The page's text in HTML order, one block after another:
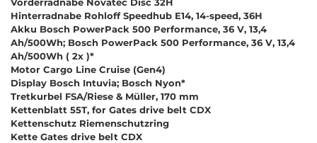
Hinterradnabe Rohloff Speedhub E14, 14-speed, 36H
Akku Bosch PowerPack 500 Performance, 36 V, 13,4
Ah/500Wh; Bosch PowerPack 500 Performance, 36 V, 13,4
Ah/500Wh ( 2x )*
Motor Cargo Line Cruise (Gen4)
Display Bosch Intuvia; Bosch Nyon*
Tretkurbel FSA/Riese & Müller, 170 mm
Kettenblatt 55T, for Gates drive belt CDX
Kettenschutz Riemenschutzring
Kette Gates drive belt CDX